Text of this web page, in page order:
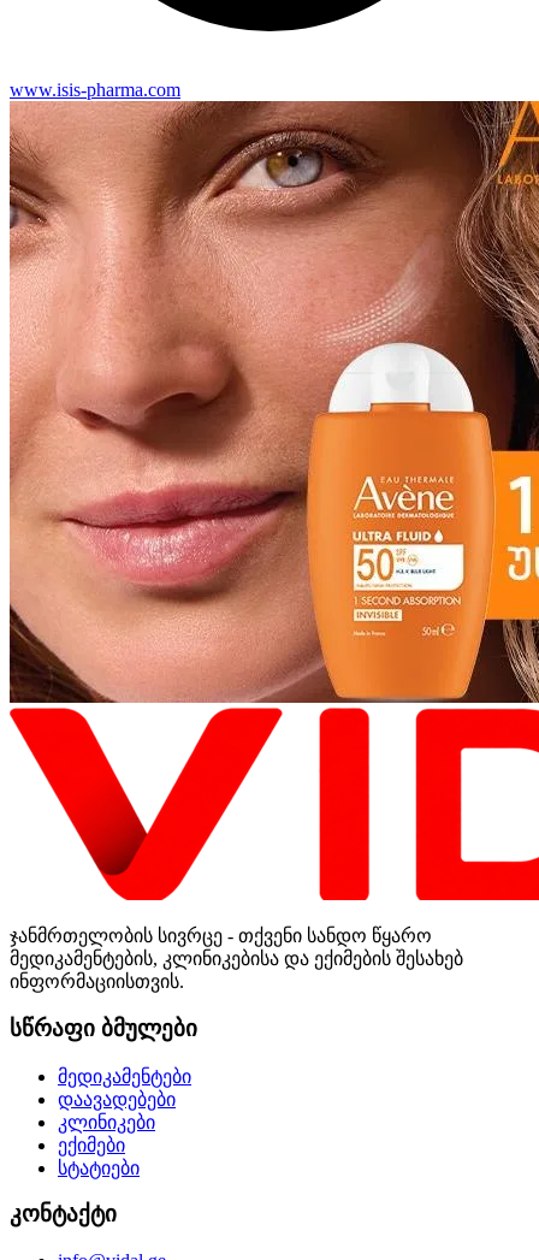
www.isis-pharma.com
ჯანმრთელობის სივრცე - თქვენი სანდო წყარო
მედიკამენტების, კლინიკებისა და ექიმების შესახებ
ინფორმაციისთვის.
სწრაფი ბმულები
მედიკამენტები
დაავადებები
კლინიკები
ექიმები
სტატიები
კონტაქტი